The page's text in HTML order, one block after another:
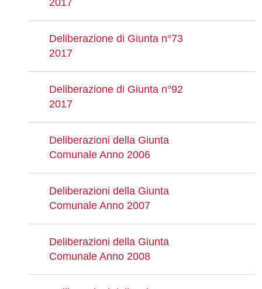
2017
Deliberazione di Giunta n°73
2017
Deliberazione di Giunta n°92
2017
Deliberazioni della Giunta
Comunale Anno 2006
Deliberazioni della Giunta
Comunale Anno 2007
Deliberazioni della Giunta
Comunale Anno 2008